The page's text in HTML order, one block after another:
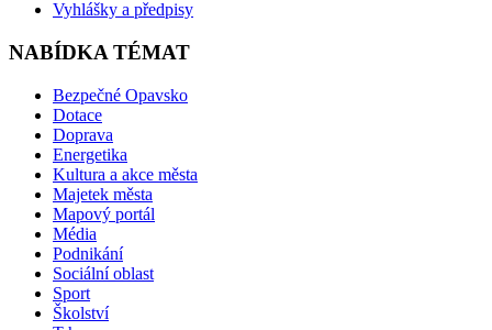
Vyhlášky a předpisy
NABÍDKA TÉMAT
Bezpečné Opavsko
Dotace
Doprava
Energetika
Kultura a akce města
Majetek města
Mapový portál
Média
Podnikání
Sociální oblast
Sport
Školství